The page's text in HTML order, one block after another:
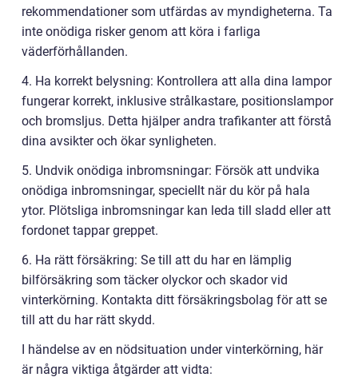
rekommendationer som utfärdas av myndigheterna. Ta
inte onödiga risker genom att köra i farliga
väderförhållanden.
4. Ha korrekt belysning: Kontrollera att alla dina lampor
fungerar korrekt, inklusive strålkastare, positionslampor
och bromsljus. Detta hjälper andra trafikanter att förstå
dina avsikter och ökar synligheten.
5. Undvik onödiga inbromsningar: Försök att undvika
onödiga inbromsningar, speciellt när du kör på hala
ytor. Plötsliga inbromsningar kan leda till sladd eller att
fordonet tappar greppet.
6. Ha rätt försäkring: Se till att du har en lämplig
bilförsäkring som täcker olyckor och skador vid
vinterkörning. Kontakta ditt försäkringsbolag för att se
till att du har rätt skydd.
I händelse av en nödsituation under vinterkörning, här
är några viktiga åtgärder att vidta: